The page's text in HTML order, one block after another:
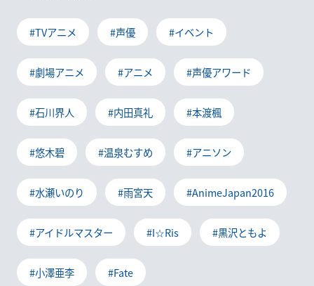
#TVアニメ #声優 #イベント
#劇場アニメ #アニメ #声優アワード
#石川界人 #内田真礼 #本渡楓
#悠木碧 #温泉むすめ #アニソン
#水瀬いのり #雨宮天 #AnimeJapan2016
#アイドルマスター #I☆Ris #黒沢ともよ
#小澤亜李 #Fate